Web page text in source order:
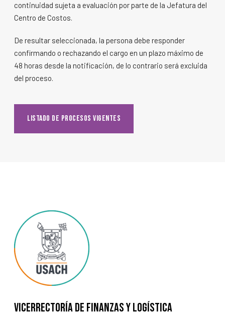
continuidad sujeta a evaluación por parte de la Jefatura del
Centro de Costos.
De resultar seleccionada, la persona debe responder
confirmando o rechazando el cargo en un plazo máximo de
48 horas desde la notificación, de lo contrario será excluida
del proceso.
Listado de Procesos Vigentes
Vicerrectoría de Finanzas y Logística